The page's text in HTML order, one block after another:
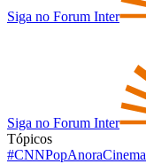
Siga no Forum Inter
Siga no Forum Inter
Tópicos
#CNNPopAnoraCinema